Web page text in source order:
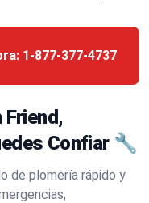
1-877-377-4737
Confiar 🔧
de plomería rápido y